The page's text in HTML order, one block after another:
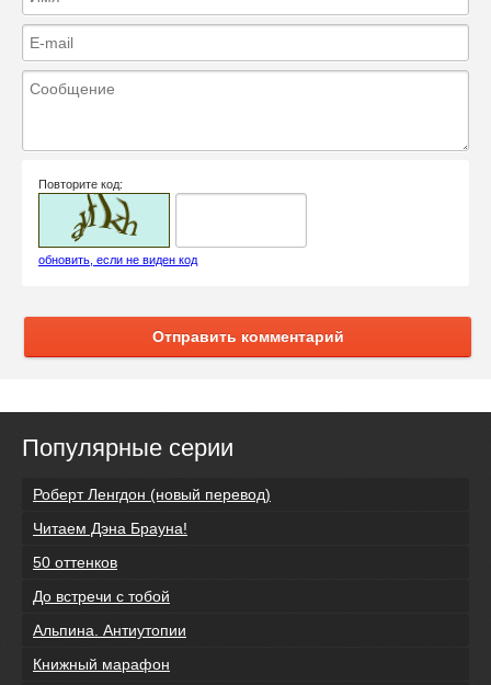
Повторите код:
обновить, если не виден код
Отправить комментарий
Популярные серии
Роберт Ленгдон (новый перевод)
Читаем Дэна Брауна!
50 оттенков
До встречи с тобой
Альпина. Антиутопии
Книжный марафон